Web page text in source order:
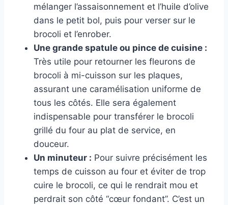
mélanger l’assaisonnement et l’huile d’olive
dans le petit bol, puis pour verser sur le
brocoli et l’enrober.
Une grande spatule ou pince de cuisine :
Très utile pour retourner les fleurons de
brocoli à mi-cuisson sur les plaques,
assurant une caramélisation uniforme de
tous les côtés. Elle sera également
indispensable pour transférer le brocoli
grillé du four au plat de service, en
douceur.
Un minuteur : Pour suivre précisément les
temps de cuisson au four et éviter de trop
cuire le brocoli, ce qui le rendrait mou et
perdrait son côté “cœur fondant”. C’est un